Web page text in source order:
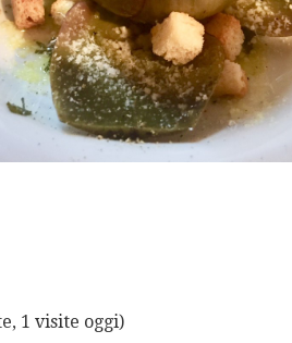
1 visite oggi)